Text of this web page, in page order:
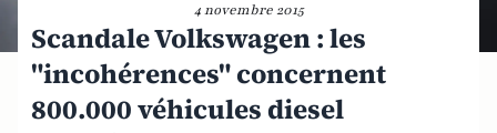
4 novembre 2015
Scandale Volkswagen : les
"incohérences" concernent
800.000 véhicules diesel